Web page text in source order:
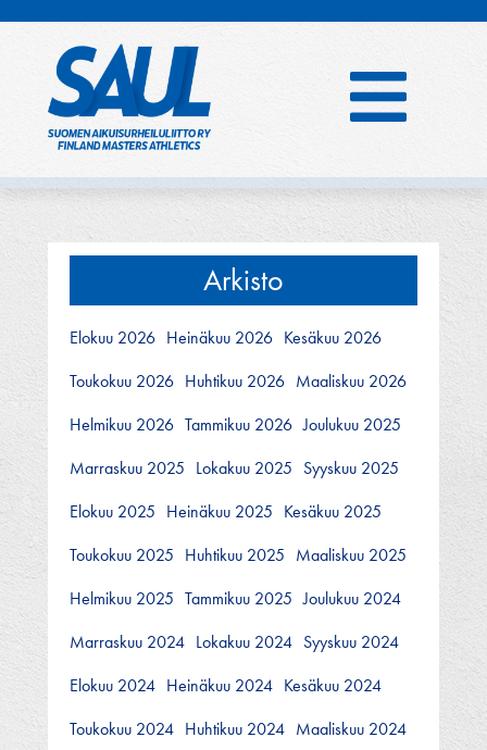
Arkisto
Elokuu 2026 Heinäkuu 2026 Kesäkuu 2026
Toukokuu 2026 Huhtikuu 2026 Maaliskuu 2026
Helmikuu 2026 Tammikuu 2026 Joulukuu 2025
Marraskuu 2025 Lokakuu 2025 Syyskuu 2025
Elokuu 2025 Heinäkuu 2025 Kesäkuu 2025
Toukokuu 2025 Huhtikuu 2025 Maaliskuu 2025
Helmikuu 2025 Tammikuu 2025 Joulukuu 2024
Marraskuu 2024 Lokakuu 2024 Syyskuu 2024
Elokuu 2024 Heinäkuu 2024 Kesäkuu 2024
Toukokuu 2024 Huhtikuu 2024 Maaliskuu 2024